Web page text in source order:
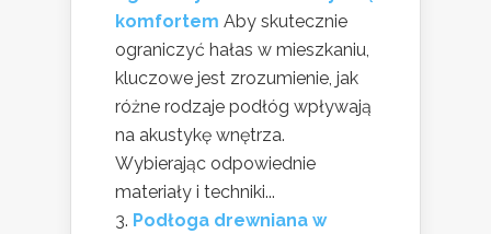
komfortem Aby skutecznie
ograniczyć hałas w mieszkaniu,
kluczowe jest zrozumienie, jak
różne rodzaje podłóg wpływają
na akustykę wnętrza.
Wybierając odpowiednie
materiały i techniki...
Podłoga drewniana w